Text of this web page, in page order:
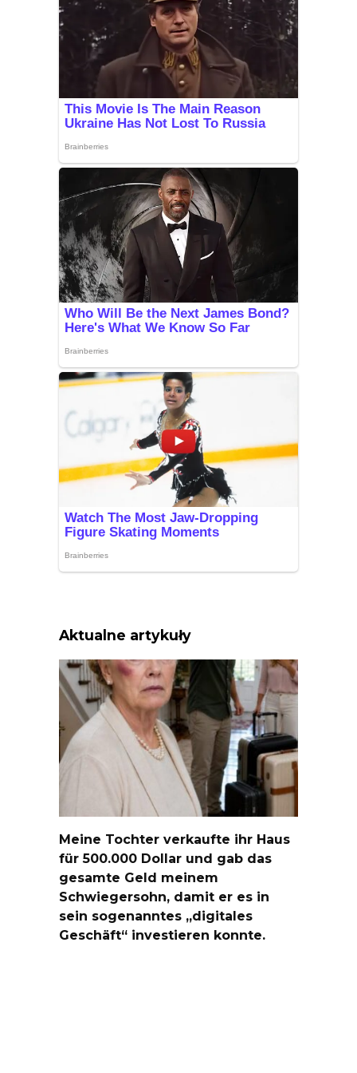
Aktualne artykuły
Meine Tochter verkaufte ihr Haus
für 500.000 Dollar und gab das
gesamte Geld meinem
Schwiegersohn, damit er es in
sein sogenanntes „digitales
Geschäft“ investieren konnte.